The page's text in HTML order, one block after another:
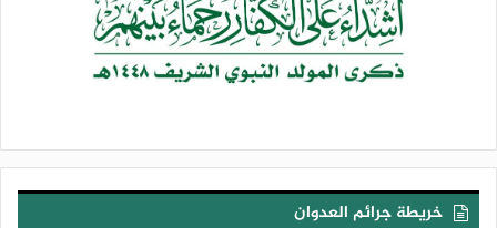
خريطة جرائم العدوان